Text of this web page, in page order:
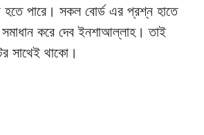
হতে পারে। সকল বোর্ড এর প্রশ্ন হাতে
করে দেব ইনশাআল্লাহ। তাই
সাথেই থাকো।